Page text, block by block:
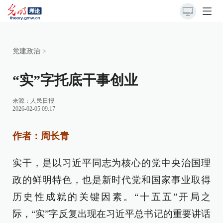
党建政治 >
“实”字托底干事创业
来源： 人民日报
2026-02-05 09:17
作者：周长青
实干，是以习近平同志为核心的党中央治国理
政的鲜明特色，也是新时代党和国家事业取得
历史性成就的关键因素。“十五五”开局之
际，“实”字反复出现在习近平总书记的重要讲话